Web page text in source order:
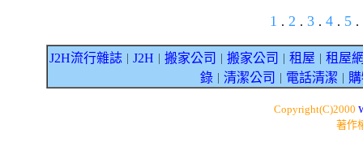
1 . 2 . 3 . 4 . 5 .
J2H流行雜誌 J2H 搬家公司 搬家公司 租屋
租屋
錄｜ 清潔公司 電話清潔
Copyright(C)2000
著作